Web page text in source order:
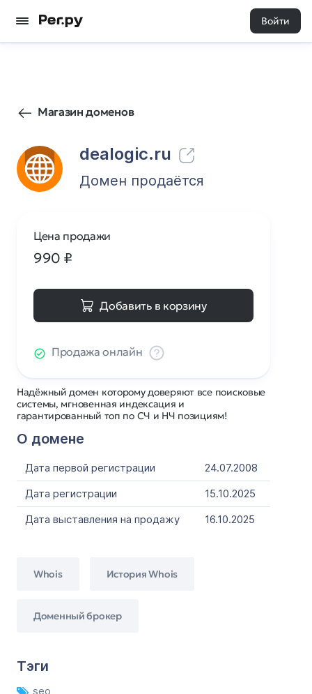
Войти
Магазин доменов
dealogic.ru
2 0
Домен продаётся
Надёжный домен которому доверяют все поисковые
системы, мгновенная индексация и
гарантированный топ по СЧ и НЧ позициям!
О домене
Дата первой регистрации
24.07.2008
Дата регистрации
15.10.2025
Дата выставления на продажу
16.10.2025
Whois История Whois
Доменный брокер
Тэги
seo
Цена продажи
990 ₽
Добавить в корзину
Продажа онлайн